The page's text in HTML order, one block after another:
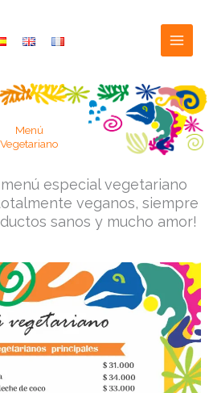
Menú
Vegetariano
especial vegetariano
veganos, siempre
sanos y mucho amor!